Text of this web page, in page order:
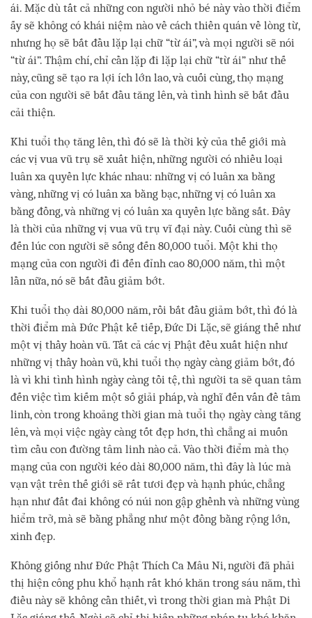
ái. Mặc dù tất cả những con người nhỏ bé này vào thời điểm
ấy sẽ không có khái niệm nào về cách thiền quán về lòng từ,
nhưng họ sẽ bắt đầu lặp lại chữ “từ ái”, và mọi người sẽ nói
“từ ái”. Thậm chí, chỉ cần lặp đi lặp lại chữ “từ ái” như thế
này, cũng sẽ tạo ra lợi ích lớn lao, và cuối cùng, thọ mạng
của con người sẽ bắt đầu tăng lên, và tình hình sẽ bắt đầu
cải thiện.
Khi tuổi thọ tăng lên, thì đó sẽ là thời kỳ của thế giới mà
các vị vua vũ trụ sẽ xuất hiện, những người có nhiều loại
luân xa quyền lực khác nhau: những vị có luân xa bằng
vàng, những vị có luân xa bằng bạc, những vị có luân xa
bằng đồng, và những vị có luân xa quyền lực bằng sắt. Đây
là thời của những vị vua vũ trụ vĩ đại này. Cuối cùng thì sẽ
đến lúc con người sẽ sống đến 80,000 tuổi. Một khi thọ
mạng của con người đi đến đỉnh cao 80,000 năm, thì một
lần nữa, nó sẽ bắt đầu giảm bớt.
Khi tuổi thọ dài 80,000 năm, rồi bắt đầu giảm bớt, thì đó là
thời điểm mà Đức Phật kế tiếp, Đức Di Lặc, sẽ giáng thế như
một vị thầy hoàn vũ. Tất cả các vị Phật đều xuất hiện như
những vị thầy hoàn vũ, khi tuổi thọ ngày càng giảm bớt, đó
là vì khi tình hình ngày càng tồi tệ, thì người ta sẽ quan tâm
đến việc tìm kiếm một số giải pháp, và nghĩ đến vấn đề tâm
linh, còn trong khoảng thời gian mà tuổi thọ ngày càng tăng
lên, và mọi việc ngày càng tốt đẹp hơn, thì chẳng ai muốn
tìm cầu con đường tâm linh nào cả. Vào thời điểm mà thọ
mạng của con người kéo dài 80,000 năm, thì đây là lúc mà
vạn vật trên thế giới sẽ rất tươi đẹp và hạnh phúc, chẳng
hạn như đất đai không có núi non gập ghềnh và những vùng
hiểm trở, mà sẽ bằng phẳng như một đồng bằng rộng lớn,
xinh đẹp.
Không giống như Đức Phật Thích Ca Mâu Ni, người đã phải
thị hiện công phu khổ hạnh rất khó khăn trong sáu năm, thì
điều này sẽ không cần thiết, vì trong thời gian mà Phật Di